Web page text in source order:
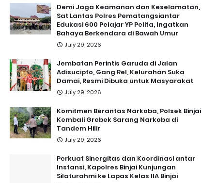
Demi Jaga Keamanan dan Keselamatan,
Sat Lantas Polres Pematangsiantar
Edukasi 600 Pelajar YP Pelita, Ingatkan
Bahaya Berkendara di Bawah Umur
July 29, 2026
Jembatan Perintis Garuda di Jalan
Adisucipto, Gang Rel, Kelurahan Suka
Damai, Resmi Dibuka untuk Masyarakat
July 29, 2026
Komitmen Berantas Narkoba, Polsek Binjai
Kembali Grebek Sarang Narkoba di
Tandem Hilir
July 29, 2026
Perkuat Sinergitas dan Koordinasi antar
Instansi, Kapolres Binjai Kunjungan
Silaturahmi ke Lapas Kelas IIA Binjai